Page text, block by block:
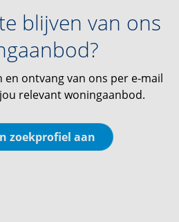
blijven van ons
en ontvang van ons per e-mail
relevant woningaanbod.
zoekprofiel aan